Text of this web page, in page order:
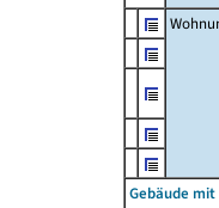
Gebäude